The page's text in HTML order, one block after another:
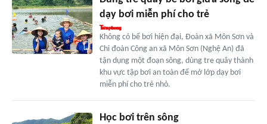
dạy bơi miễn phí cho trẻ
Không có bể bơi hiện đại, Đoàn xã Môn Sơn và
Chi đoàn Công an xã Môn Sơn (Nghệ An) đã
tận dụng một đoạn sông, dùng tre quây thành
khu vực tập bơi an toàn để mở lớp dạy bơi
miễn phí cho trẻ nhỏ.
Học bơi trên sông